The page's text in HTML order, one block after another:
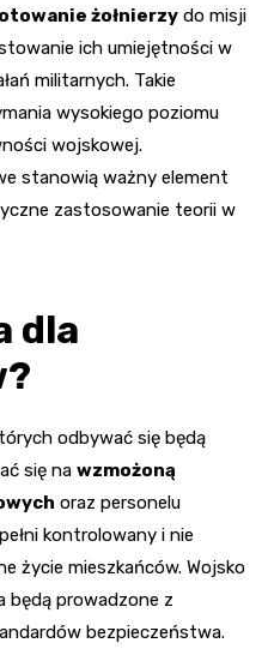
żołnierzy do misji
ich umiejętności w
militarnych. Takie
wysokiego poziomu
wojskowej.
stanowią ważny element
zastosowanie teorii w
dla
odbywać się będą
się na wzmożoną
oraz personelu
kontrolowany i nie
życie mieszkańców. Wojsko
będą prowadzone z
bezpieczeństwa.